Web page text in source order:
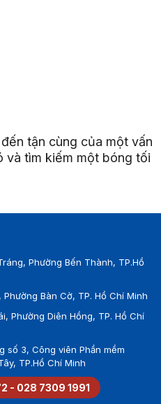
tận cùng của một vấn
và tìm kiếm một bóng tối
Phường Bến Thành, TP.Hồ
Bàn Cờ, TP. Hồ Chí Minh
Phường Diên Hồng, TP. Hồ Chí
số 3, Công viên Phần mềm
TP.Hồ Chí Minh
- 028 7309 1991